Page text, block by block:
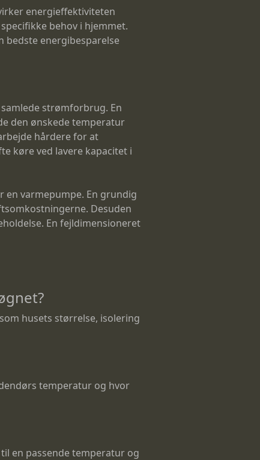
energieffektiviteten
behov i hjemmet.
bedste energibesparelse
strømforbrug. En
den ønskede temperatur
hårdere for at
køre ved lavere kapacitet i
en varmepumpe. En grundig
Desuden
En fejldimensioneret
husets størrelse, isolering
temperatur og hvor
en passende temperatur og